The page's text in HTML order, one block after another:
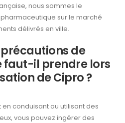
nous sommes le
sur le marché
délivrés en ville.
de
faut-il prendre lors
de Cipro ?
en conduisant ou utilisant des
vous pouvez ingérer des